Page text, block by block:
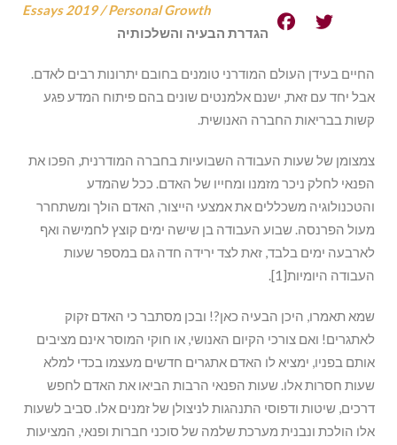
Essays 2019/Personal Growth
הגדרת הבעיה והשלכותיה
החיים בעידן העולם המודרני טומנים בחובם יתרונות רבים לאדם.
אבל יחד עם זאת, ישנם אלמנטים שונים בהם פיתוח המדע פגע
קשות בבריאות החברה האנושית.
צמצומן של שעות העבודה השבועיות בחברה המודרנית, הפכו את
הפנאי לחלק ניכר מזמנו ומחייו של האדם. ככל שהמדע
והטכנולוגיה משכללים את אמצעי הייצור, האדם הולך ומשתחרר
מעול הפרנסה. שבוע העבודה בן שישה ימים קוצץ לחמישה ואף
לארבעה ימים בלבד, זאת לצד ירידה חדה גם במספר שעות
העבודה היומיות[1].
שמא תאמרו, היכן הבעיה כאן?! ובכן מסתבר כי האדם זקוק
לאתגרים! ואם צורכי הקיום האנושי, או חוקי המוסר אינם מציבים
אותם בפניו, ימציא לו האדם אתגרים חדשים מעצמו בכדי למלא
שעות חסרות אלו. שעות הפנאי הרבות הביאו את האדם לחפש
דרכים, שיטות ודפוסי התנהגות לניצולן של זמנים אלו. סביב לשעות
אלו הולכת ונבנית מערכת שלמה של סוכני חברות ופנאי, המציעות